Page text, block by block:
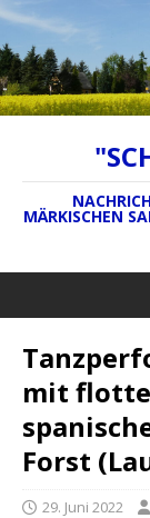
MÄRKISCHEN
mit
Forst
29. Juni 2022